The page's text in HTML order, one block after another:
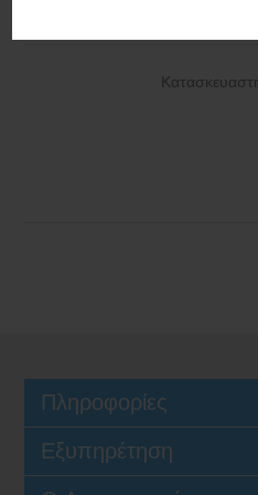
Πληροφορίες
Εξυπηρέτηση